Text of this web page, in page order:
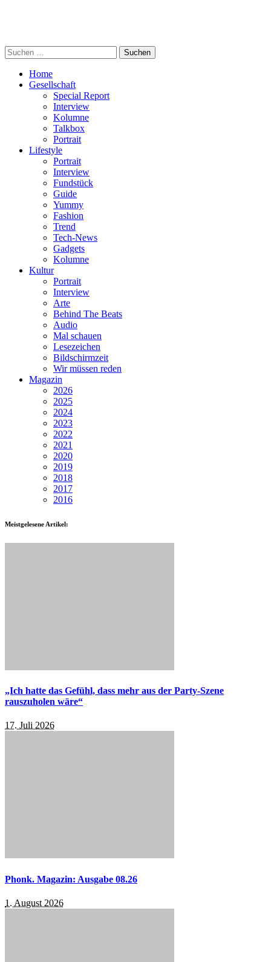
Suchen
nach:
Home
Gesellschaft
Special Report
Interview
Kolumne
Talkbox
Portrait
Lifestyle
Portrait
Interview
Fundstück
Guide
Yummy
Fashion
Trend
Tech-News
Gadgets
Kolumne
Kultur
Portrait
Interview
Arte
Behind The Beats
Audio
Mal schauen
Lesezeichen
Bildschirmzeit
Wir müssen reden
Magazin
2026
2025
2024
2023
2022
2021
2020
2019
2018
2017
2016
Meistgelesene Artikel:
„Ich hatte das Gefühl, dass mehr aus der Party-Szene
rauszuholen wäre“
17. Juli 2026
Phonk. Magazin: Ausgabe 08.26
1. August 2026